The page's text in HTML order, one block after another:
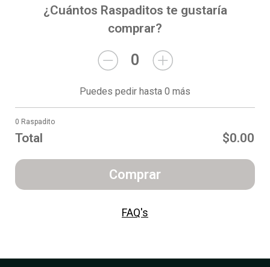
¿Cuántos Raspaditos te gustaría
comprar?
0
Puedes pedir hasta 0 más
0 Raspadito
Total $0.00
Comprar
FAQ's